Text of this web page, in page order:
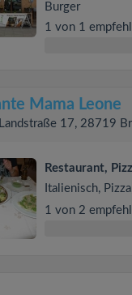
Burger
1 von 1
Mama Leone
17, 28719
Restaurant,
Italienisch,
1 von 2